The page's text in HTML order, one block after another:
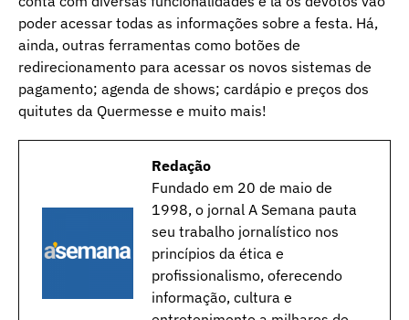
poder acessar todas as informações sobre a festa. Há,
ainda, outras ferramentas como botões de
redirecionamento para acessar os novos sistemas de
pagamento; agenda de shows; cardápio e preços dos
quitutes da Quermesse e muito mais!
Redação
Fundado em 20 de maio de
1998, o jornal A Semana pauta
seu trabalho jornalístico nos
princípios da ética e
profissionalismo, oferecendo
informação, cultura e